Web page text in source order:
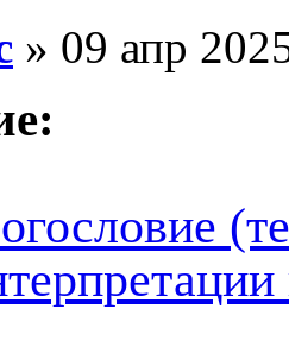
» 09 апр